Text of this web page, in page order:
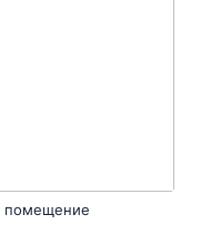
помещение